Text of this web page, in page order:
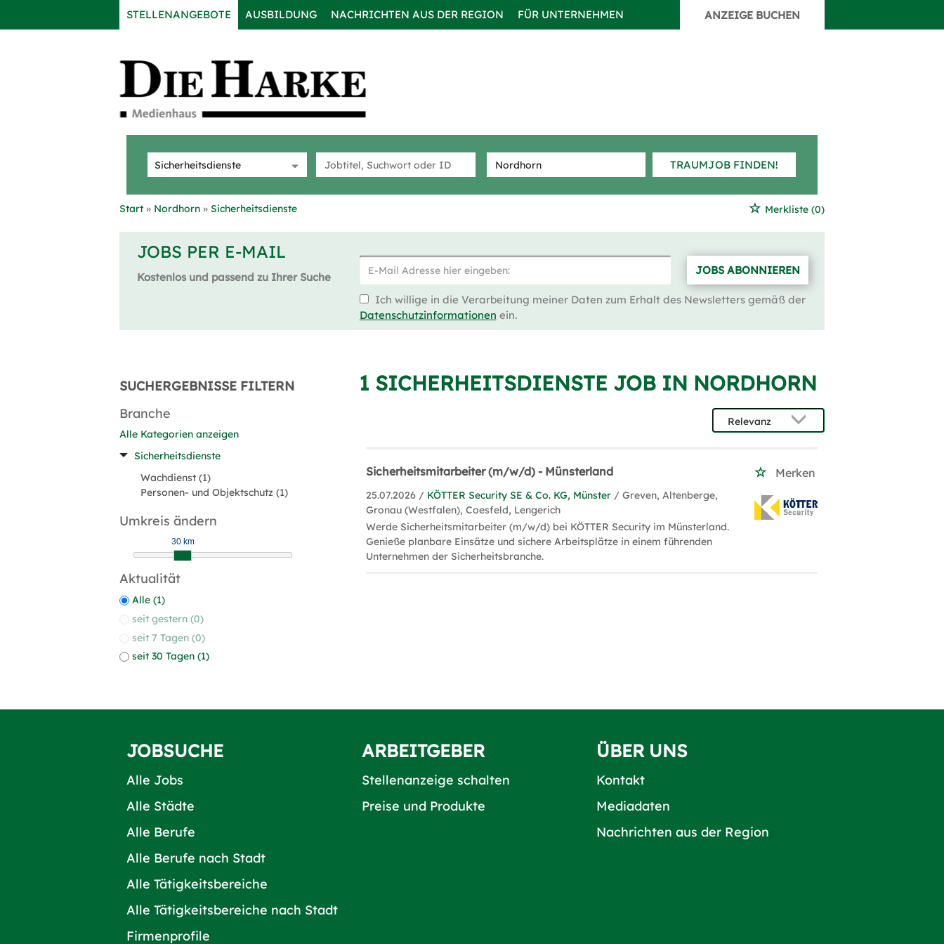
STELLENANGEBOTE AUSBILDUNG NACHRICHTEN AUS DER REGION FÜR UNTERNEHMEN ANZEIGE BUCHEN
TRAUMJOB FINDEN!
Start Nordhorn Sicherheitsdienste Merkliste (0)
JOBS PER E-MAIL
Kostenlos und passend zu Ihrer Suche
JOBS ABONNIEREN
Ich willige in die Verarbeitung meiner Daten zum Erhalt des Newsletters gemäß der
Datenschutzinformationen ein.
SUCHERGEBNISSE FILTERN
Branche
Alle Kategorien anzeigen
Sicherheitsdienste
Wachdienst (1)
Personen- und Objektschutz (1)
Umkreis ändern
30 km
Aktualität
Alle (1)
seit gestern (0)
seit 7 Tagen (0)
seit 30 Tagen (1)
1 SICHERHEITSDIENSTE JOB IN NORDHORN
Sicherheitsmitarbeiter (m/w/d) - Münsterland Merken
25.07.2026 / KÖTTER Security SE & Co. KG, Münster / Greven, Altenberge,
Gronau (Westfalen), Coesfeld, Lengerich
Werde Sicherheitsmitarbeiter (m/w/d) bei KÖTTER Security im Münsterland.
Genieße planbare Einsätze und sichere Arbeitsplätze in einem führenden
Unternehmen der Sicherheitsbranche.
JOBSUCHE
Alle Jobs
Alle Städte
Alle Berufe
Alle Berufe nach Stadt
Alle Tätigkeitsbereiche
Alle Tätigkeitsbereiche nach Stadt
Firmenprofile
ARBEITGEBER
Stellenanzeige schalten
Preise und Produkte
ÜBER UNS
Kontakt
Mediadaten
Nachrichten aus der Region